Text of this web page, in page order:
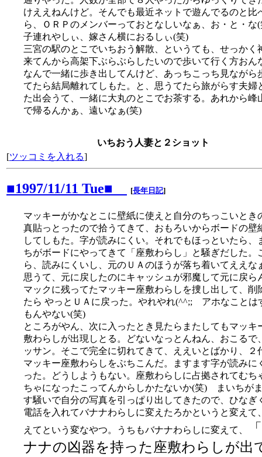
けええねんけど。そんでも最近ネットで遊んでるのと比
ら、ＯＲＰのメンバーっておとなしいなぁ、お・と・
子連れやしぃ、嫁さん横におるしぃ(笑)
三宮の駅のとこでいちおう解散、というても、せっかく
来てんから高架下ぶらぶらしたいので歩いて行く方おん
なんで一緒に歩き出してんけど、あっちこっち見ながら
てたら結局離れてしもた。と、思うてたら旅がらす夫婦
た出会うて、一緒に大丸のとこでお茶する。あれから峰
で帰るんかぁ、遠いなぁ(笑)
いちおう人妻と２ショット
[ツッコミを入れる]
■1997/11/11 Tue■ [長年日記]
マッキーがかなとこに壁紙に使えと自分のちっこいとき
真貼っとったので拾うてきて、おもろいからボードの壁
してしもた。字が読みにくい。それでもほっといたら、
ちがボードにやってきて「座敷わらし」と騒ぎだした。
ら、読みにくいし、元のＵＡのほうが落ち着いてええな
思うて、元に戻したのにキャッシュが邪魔して元に戻ら
マックに残ってたマッキー座敷わらしを捜し出して、削
たら やっとＵＡに戻った。やれやれ(^^;; アホなことは
もんやない(笑)
ところがやん、次に入ったとき見たらまたしてもマッキ
敷わらしが出現しとる。どないなっとんねん、おこるで
ッサン。そこで完全に切れてきて、ええいとばかり、２
マッキー座敷わらしをぶちこんだ。ますます字が読みに
った。どうしようもない。座敷わらしに占拠されてむち
ちゃになったこってんからしかたないか(笑) まいちが
す騒いで自分の写真を引っぱり出してきたので、ひなぎ
電話を入れてバナナわらしに変えたろかというと変えて
えてという変なやつ。うちもバナナわらしに変えて、
ナナの凶器を持った座敷わらしが出